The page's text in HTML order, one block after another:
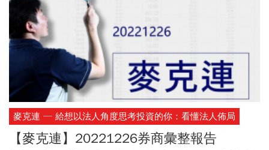
盛-KY(5243)等特斯拉概念股股價亦有表現。
麥克連 ─ 給想以法人角度思考投資的你：看懂法人佈局
【麥克連】20221226券商彙整報告